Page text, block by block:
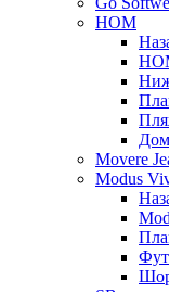
HOM
Movere
Modus